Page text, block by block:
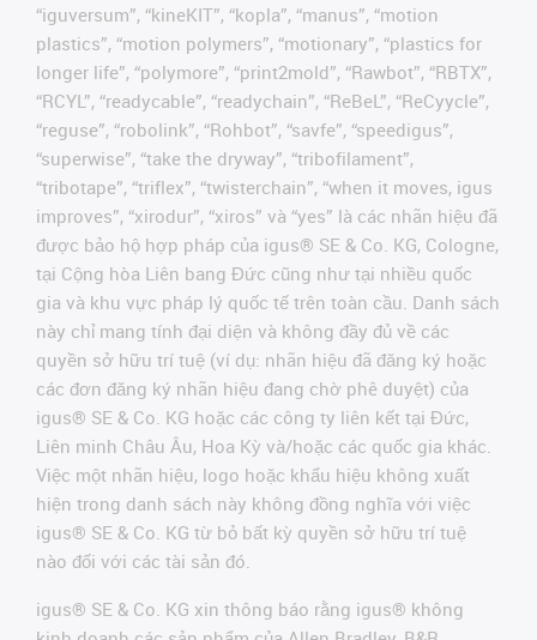
“iguversum”, “kineKIT”, “kopla”, “manus”, “motion
plastics”, “motion polymers”, “motionary”, “plastics for
longer life”, “polymore”, “print2mold”, “Rawbot”, “RBTX”,
“RCYL”, “readycable”, “readychain”, “ReBeL”, “ReCyycle”,
“reguse”, “robolink”, “Rohbot”, “savfe”, “speedigus”,
“superwise”, “take the dryway”, “tribofilament”,
“tribotape”, “triflex”, “twisterchain”, “when it moves, igus
improves”, “xirodur”, “xiros” và “yes” là các nhãn hiệu đã
được bảo hộ hợp pháp của igus® SE & Co. KG, Cologne,
tại Cộng hòa Liên bang Đức cũng như tại nhiều quốc
gia và khu vực pháp lý quốc tế trên toàn cầu. Danh sách
này chỉ mang tính đại diện và không đầy đủ về các
quyền sở hữu trí tuệ (ví dụ: nhãn hiệu đã đăng ký hoặc
các đơn đăng ký nhãn hiệu đang chờ phê duyệt) của
igus® SE & Co. KG hoặc các công ty liên kết tại Đức,
Liên minh Châu Âu, Hoa Kỳ và/hoặc các quốc gia khác.
Việc một nhãn hiệu, logo hoặc khẩu hiệu không xuất
hiện trong danh sách này không đồng nghĩa với việc
igus® SE & Co. KG từ bỏ bất kỳ quyền sở hữu trí tuệ
nào đối với các tài sản đó.
igus® SE & Co. KG xin thông báo rằng igus® không